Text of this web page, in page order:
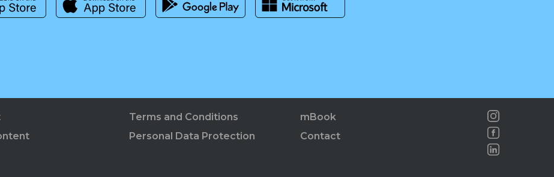
Terms and Conditions
Personal Data Protection
mBook
Contact